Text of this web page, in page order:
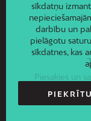
Piesakies un
sīkdatņu
darbību un
pielāgotu
sīkdatnes, kas
PIEKRĪTU